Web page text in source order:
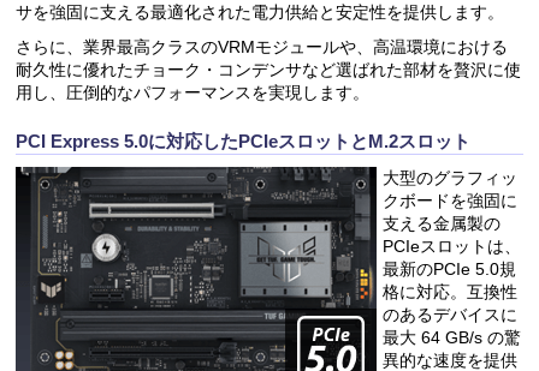
サを強固に支える最適化された電力供給と安定性を提供します。
さらに、業界最高クラスのVRMモジュールや、高温環境における
耐久性に優れたチョーク・コンデンサなど選ばれた部材を贅沢に使
用し、圧倒的なパフォーマンスを実現します。
PCI Express 5.0に対応したPCIeスロットとM.2スロット
大型のグラフィッ
クボードを強固に
支える金属製の
PCIeスロットは、
最新のPCIe 5.0規
格に対応。互換性
のあるデバイスに
最大 64 GB/s の驚
異的な速度を提供